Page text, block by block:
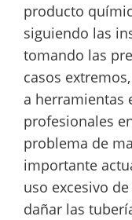
producto
siguiendo las
tomando las
casos
a herramientas
profesionales
problema de
importante
uso excesivo
dañar las